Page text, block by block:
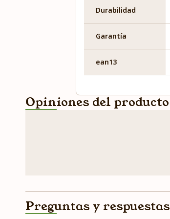
Durabilidad
Garantía
ean13
Opiniones del producto
Preguntas y respuestas